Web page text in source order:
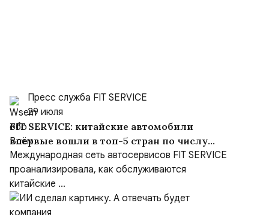
Пресс служба FIT SERVICE
29 июля
FIT SERVICE: китайские автомобили
впервые вошли в топ-5 стран по числу
визитов на СТО
Международная сеть автосервисов FIT SERVICE
проанализировала, как обслуживаются
китайские ...